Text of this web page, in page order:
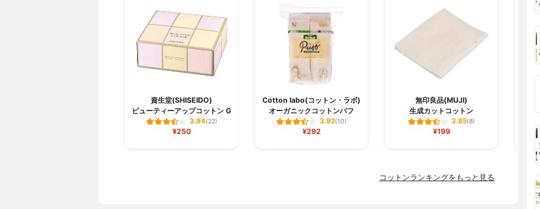
資生堂(SHISEIDO)
ビューティーアップコットン G
3.94(22)
¥250
Cotton labo(コットン・ラボ)
オーガニックコットンパフ
3.92(10)
¥292
無印良品(MUJI)
生成カットコットン
3.85(8)
¥199
コットンランキングをもっと見る